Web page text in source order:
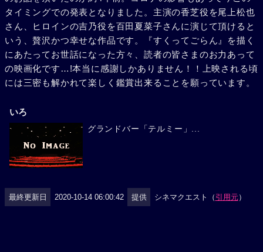
タイミングでの発表となりました。主演の香芝役を尾上松也
さん、ヒロインの吉乃役を百田夏菜子さんに演じて頂けると
いう、贅沢かつ幸せな作品です。『すくってごらん』を描く
にあたってお世話になった方々、読者の皆さまのお力あって
の映画化です…!本当に感謝しかありません！！上映される頃
には三密も解かれて楽しく鑑賞出来ることを願っています。
いろ
グランドバー「テルミー」...
最終更新日 2020-10-14 06:00:42 提供 シネマクエスト（ 引用元）